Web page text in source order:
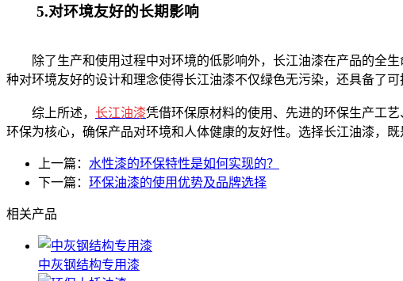
5.对环境友好的长期影响
除了生产和使用过程中对环境的低影响外，长江油漆在产品的全生
种对环境友好的设计和理念使得长江油漆不仅绿色无污染，还具备了可
综上所述， 长江油漆凭借环保原材料的使用、先进的环保生产工
环保为核心，确保产品对环境和人体健康的友好性。选择长江油漆，
上一篇： 水性漆的环保特性是如何实现的？
下一篇： 环保油漆的使用优势及品牌选择
相关产品
中灰钢结构专用漆